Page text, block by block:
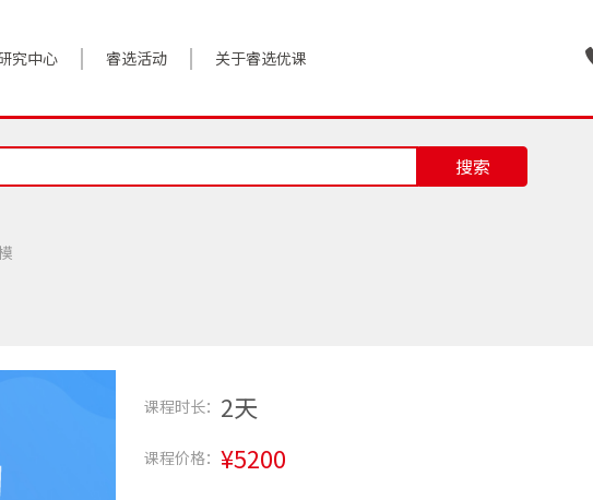
究中心
研究院
究报告
睿选活动
活动预告
往期回顾
关于睿选优课
关于我们
加入我们
搜索
课程时长： 2天
课程价格： ¥5200